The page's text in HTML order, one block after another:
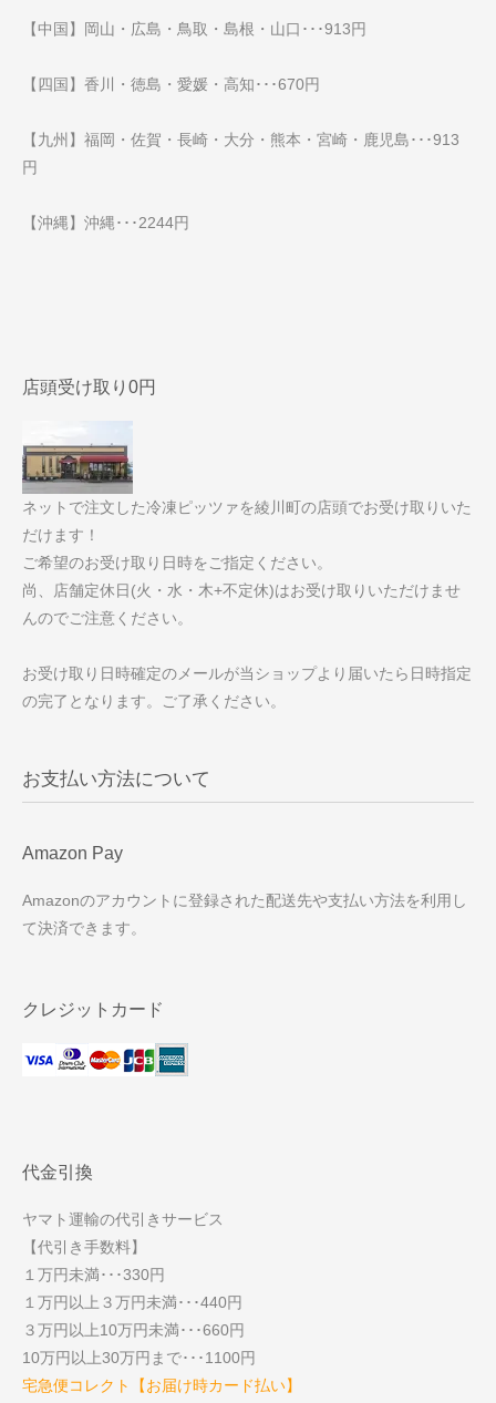
【中国】岡山・広島・鳥取・島根・山口･･･913円
【四国】香川・徳島・愛媛・高知･･･670円
【九州】福岡・佐賀・長崎・大分・熊本・宮崎・鹿児島･･･913
円
【沖縄】沖縄･･･2244円
店頭受け取り0円
ネットで注文した冷凍ピッツァを綾川町の店頭でお受け取りいた
だけます！
ご希望のお受け取り日時をご指定ください。
尚、店舗定休日(火・水・木+不定休)はお受け取りいただけませ
んのでご注意ください。
お受け取り日時確定のメールが当ショップより届いたら日時指定
の完了となります。ご了承ください。
お支払い方法について
Amazon Pay
Amazonのアカウントに登録された配送先や支払い方法を利用し
て決済できます。
クレジットカード
代金引換
ヤマト運輸の代引きサービス
【代引き手数料】
１万円未満･･･330円
１万円以上３万円未満･･･440円
３万円以上10万円未満･･･660円
10万円以上30万円まで･･･1100円
宅急便コレクト【お届け時カード払い】